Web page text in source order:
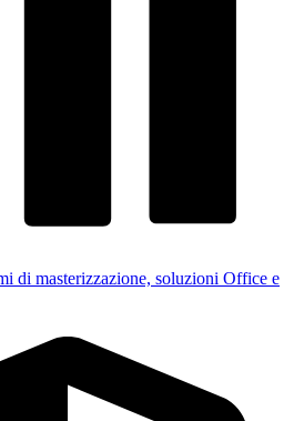
di masterizzazione, soluzioni Office e